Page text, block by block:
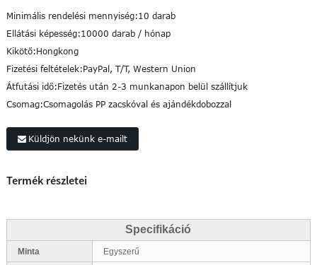
Minimális rendelési mennyiség:10 darab
Ellátási képesség:10000 darab / hónap
Kikötő:Hongkong
Fizetési feltételek:PayPal, T/T, Western Union
Átfutási idő:Fizetés után 2-3 munkanapon belül szállítjuk
Csomag:Csomagolás PP zacskóval és ajándékdobozzal
Küldjön nekünk e-mailt
Termék részletei
Specifikáció
Minta Egyszerű